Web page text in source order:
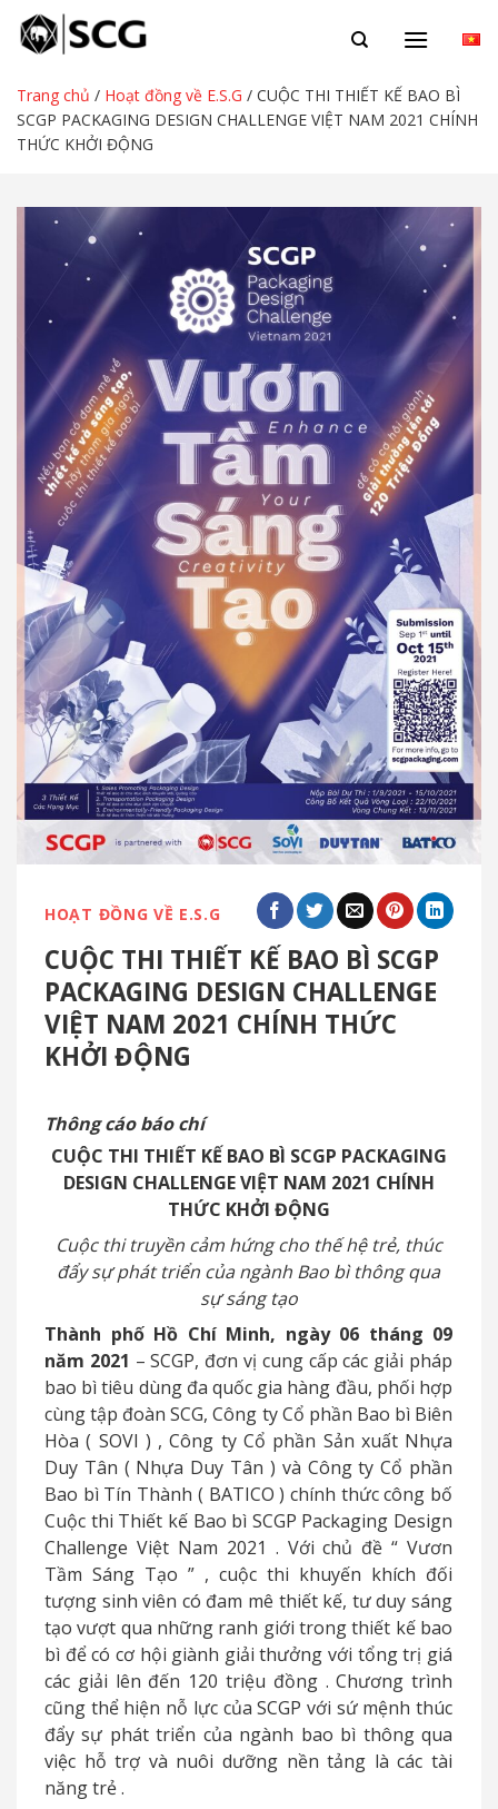
Chuyển
đến
dung
Trang chủ / Hoạt đồng về E.S.G / CUỘC THI THIẾT KẾ BAO BÌ
SCGP PACKAGING DESIGN CHALLENGE VIỆT NAM 2021 CHÍNH
THỨC KHỞI ĐỘNG
HOẠT ĐỒNG VỀ E.S.G
CUỘC THI THIẾT KẾ BAO BÌ SCGP
PACKAGING DESIGN CHALLENGE
VIỆT NAM 2021 CHÍNH THỨC
KHỞI ĐỘNG
Thông cáo báo chí
CUỘC THI THIẾT KẾ BAO BÌ SCGP PACKAGING
DESIGN CHALLENGE VIỆT NAM 2021 CHÍNH
THỨC KHỞI ĐỘNG
Cuộc thi truyền cảm hứng cho thế hệ trẻ, thúc
đẩy sự phát triển của ngành Bao bì thông qua
sự sáng tạo
Thành phố Hồ Chí Minh, ngày 06 tháng 09
năm 2021 –SCGP, đơn vị cung cấp các giải pháp
bao bì tiêu dùng đa quốc gia hàng đầu, phối hợp
cùng tập đoàn SCG, Công ty Cổ phần Bao bì Biên
Hòa( SOVI ) , Công ty Cổ phần Sản xuất Nhựa
Duy Tân ( Nhựa Duy Tân ) và Công ty Cổ phần
Bao bì Tín Thành ( BATICO ) chính thức công bố
Cuộc thi Thiết kế Bao bì SCGP Packaging Design
Challenge Việt Nam 2021 . Với chủ đề“ Vươn
Tầm Sáng Tạo ” , cuộc thi khuyến khích đối
tượng sinh viên có đam mê thiết kế, tư duy sáng
tạo vượt qua những ranh giới trong thiết kế bao
bì để có cơ hội giành giải thưởng với tổng trị giá
các giải lên đến 120 triệu đồng .Chương trình
cũng thể hiện nỗ lực của SCGP với sứ mệnh thúc
đẩy sự phát triển của ngành bao bì thông qua
việc hỗ trợ và nuôi dưỡng nền tảng là các tài
năng trẻ.